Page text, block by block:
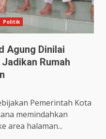
Politik
Agung Dinilai
Rumah
Pemerintah Kota
memindahkan
area halaman...